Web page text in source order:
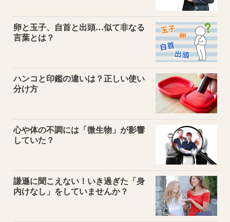
卵と玉子、自首と出頭…似て非なる
言葉とは？
ハンコと印鑑の違いは？正しい使い
分け方
心や体の不調には「微生物」が影響
していた？
謙遜に聞こえない！いき過ぎた「身
内けなし」をしていませんか？